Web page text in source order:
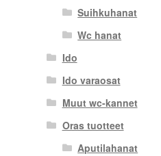
Suihkuhanat
Wc hanat
Ido
Ido varaosat
Muut wc-kannet
Oras tuotteet
Aputilahanat